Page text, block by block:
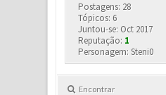
Postagens: 28
Tópicos: 6
Juntou-se: Oct 2017
Reputação: 1
Personagem: Steni0
Encontrar